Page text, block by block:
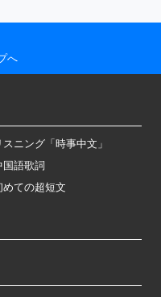
へ
スニング「時事中文」
国語歌詞
めての超短文